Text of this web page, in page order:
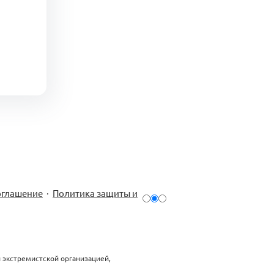
· Политика защиты и
организацией,